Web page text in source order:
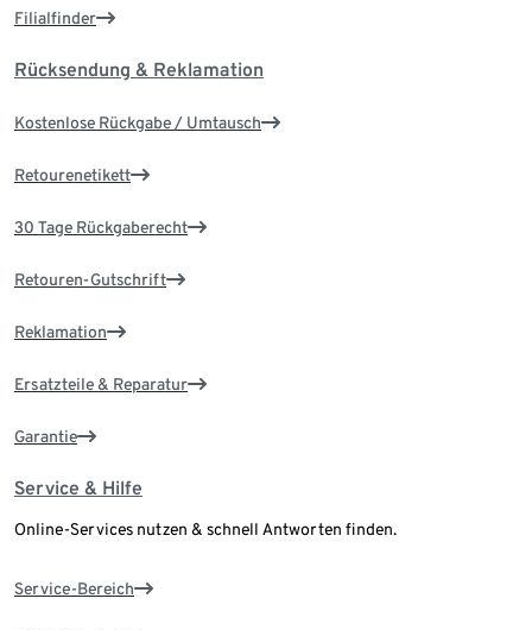
Filialfinder
Rücksendung & Reklamation
Kostenlose Rückgabe / Umtausch
Retourenetikett
30 Tage Rückgaberecht
Retouren-Gutschrift
Reklamation
Ersatzteile & Reparatur
Garantie
Service & Hilfe
Online-Services nutzen & schnell Antworten finden.
Service-Bereich